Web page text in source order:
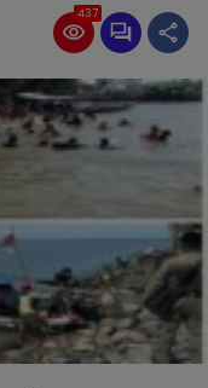
437